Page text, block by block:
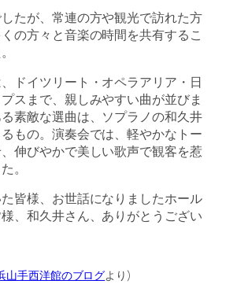
たが、常連の方や観光で訪れた方
の方々と音楽の時間を共有するこ
ドイツリート・オペラアリア・日
スまで、親しみやすい曲が並びま
素敵な選曲は、ソプラノの和久井
もの。演奏会では、軽やかなトー
伸びやかで美しい歌声で観客を惹
。
皆様、お世話になりましたホール
、和久井さん、ありがとうござい
山手西洋館のブログより)